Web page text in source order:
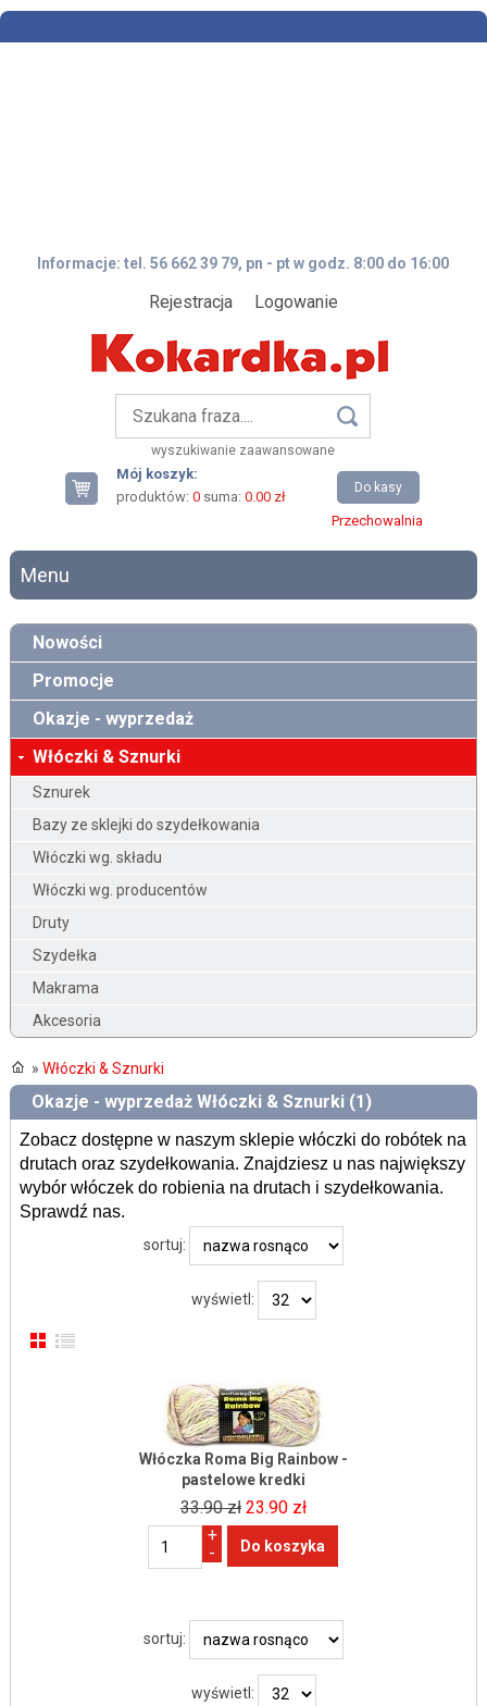
Informacje: tel. 56 662 39 79, pn - pt w godz. 8:00 do 16:00
Rejestracja Logowanie
wyszukiwanie zaawansowane
Mój koszyk:
produktów: 0suma: 0.00 zł
Do kasy
Przechowalnia
Menu
Nowości
Promocje
Okazje - wyprzedaż
Włóczki & Sznurki
Sznurek
Bazy ze sklejki do szydełkowania
Włóczki wg. składu
Włóczki wg. producentów
Druty
Szydełka
Makrama
Akcesoria
» Włóczki & Sznurki
Okazje - wyprzedaż Włóczki & Sznurki (1)
Zobacz dostępne w naszym sklepie włóczki do robótek na
drutach oraz szydełkowania. Znajdziesz u nas największy
wybór włóczek do robienia na drutach i szydełkowania.
Sprawdź nas.
sortuj:
wyświetl:
Włóczka Roma Big Rainbow -
pastelowe kredki
33.90 zł 23.90 zł
+
-
sortuj:
wyświetl: